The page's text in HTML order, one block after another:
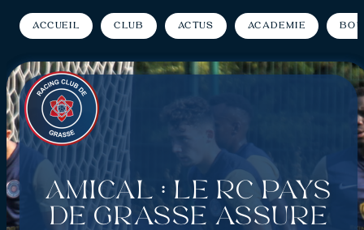
Accueil Club Actus Académie
Amical : Le RC Pays
de Grasse assure